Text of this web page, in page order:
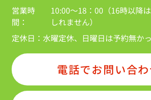
営業時
間：
10:00～18：00（16時以降
しれません）
定休日： 水曜定休、日曜日は予約無か
電話でお問い合